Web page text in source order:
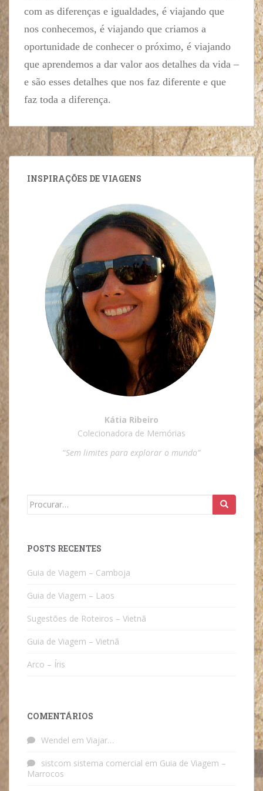
com as diferenças e igualdades, é viajando que
nos conhecemos, é viajando que criamos a
oportunidade de conhecer o próximo, é viajando
que aprendemos a dar valor aos detalhes da vida –
e são esses detalhes que nos faz diferente e que
faz toda a diferença.
INSPIRAÇÕES DE VIAGENS
Kátia Ribeiro
Colecionadora de Memórias
“Sem limites para explorar o mundo”
Search
POSTS RECENTES
Guia de Viagem – Camboja
Guia de Viagem – Laos
Sugestões de Roteiros – Vietnã
Guia de Viagem – Vietnã
Arco – Íris
COMENTÁRIOS
Wendel em Viajar…
sistcom sistema comercial em Guia de Viagem –
Marrocos